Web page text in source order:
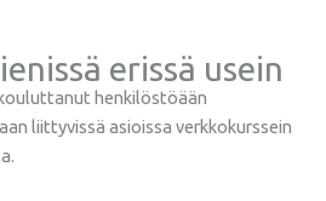
erissä usein
henkilöstöään
liittyvissä asioissa verkkokurssein